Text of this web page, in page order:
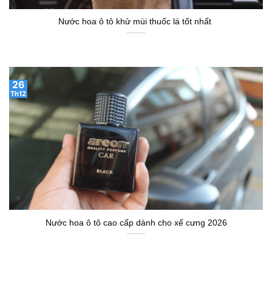
Nước hoa ô tô khử mùi thuốc lá tốt nhất
Nước hoa ô tô cao cấp dành cho xế cưng 2026
26
Th12